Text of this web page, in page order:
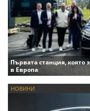
Първата станция, която
в Европа
НОВИНИ